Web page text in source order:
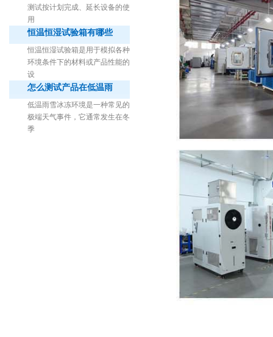
1立方米细菌气雾柜（不锈钢）
测试按计划完成、延长设备的使
用
恒温恒湿试验箱有哪些
恒温恒湿试验箱是用于模拟各种
环境条件下的材料或产品性能的
设
怎么测试产品在低温雨
低温雨雪冰冻环境是一种常见的
极端天气事件，它通常发生在冬
季